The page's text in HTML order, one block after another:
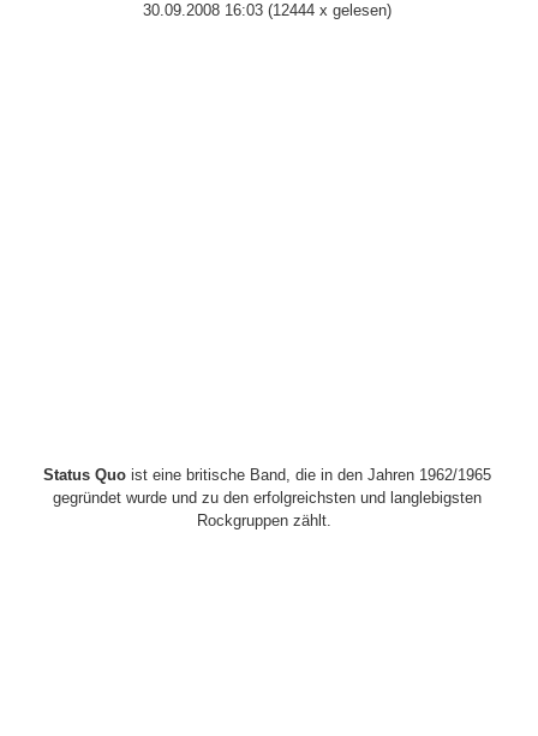
30.09.2008 16:03 (12444 x gelesen)
Status Quoist eine britische Band, die in den Jahren 1962/1965
gegründet wurde und zu den erfolgreichsten und langlebigsten
Rockgruppen zählt.